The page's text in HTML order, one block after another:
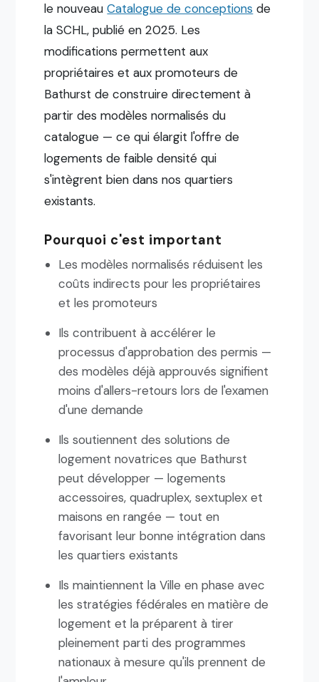
le nouveauCatalogue de conceptions de
la SCHL, publié en 2025. Les
modifications permettent aux
propriétaires et aux promoteurs de
Bathurst de construire directement à
partir des modèles normalisés du
catalogue — ce qui élargit l'offre de
logements de faible densité qui
s'intègrent bien dans nos quartiers
existants.
Pourquoi c'est important
Les modèles normalisés réduisent les
coûts indirects pour les propriétaires
et les promoteurs
Ils contribuent à accélérer le
processus d'approbation des permis —
des modèles déjà approuvés signifient
moins d'allers-retours lors de l'examen
d'une demande
Ils soutiennent des solutions de
logement novatrices que Bathurst
peut développer — logements
accessoires, quadruplex, sextuplex et
maisons en rangée — tout en
favorisant leur bonne intégration dans
les quartiers existants
Ils maintiennent la Ville en phase avec
les stratégies fédérales en matière de
logement et la préparent à tirer
pleinement parti des programmes
nationaux à mesure qu'ils prennent de